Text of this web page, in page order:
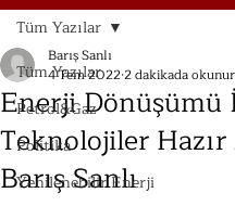
Tüm Yazılar
Petrol&Gaz
Politika
Yenilenebilir Enerji
Tüm Yazılar
Enerji Dönüşümü
Teknolojiler Hazır
Barış Sanlı
Barış Sanlı
4 Tem 20222 dakikada okunur